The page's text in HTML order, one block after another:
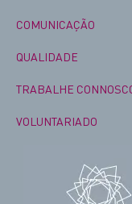
COMUNICAÇÃO
QUALIDADE
TRABALHE
VOLUNTARIADO